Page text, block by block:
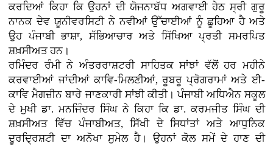
ਕਰਦਿਆਂ ਕਿਹਾ ਕਿ ਉਹਨਾਂ ਦੀ ਯੋਜਨਾਬੱਧ ਅਗਵਾਈ ਹੇਠ ਸ੍ਰੀ ਗੁਰੂ
ਨਾਨਕ ਦੇਵ ਯੂਨੀਵਰਸਿਟੀ ਨੇ ਨਵੀਆਂ ਉੱਚਾਈਆਂ ਨੂੰ ਛੂਹਿਆ ਹੈ ਅਤੇ
ਉਹ ਪੰਜਾਬੀ ਭਾਸ਼ਾ, ਸੱਭਿਆਚਾਰ ਅਤੇ ਸਿੱਖਿਆ ਪ੍ਰਤੀ ਸਮਰਪਿਤ
ਸ਼ਖ਼ਸੀਅਤ ਹਨ।
ਰਮਿੰਦਰ ਰੰਮੀ ਨੇ ਅੰਤਰਰਾਸ਼ਟਰੀ ਸਾਹਿਤਕ ਸਾਂਝਾਂ ਵੱਲੋਂ ਹਰ ਮਹੀਨੇ
ਕਰਵਾਈਆਂ ਜਾਂਦੀਆਂ ਕਾਵਿ-ਮਿਲਣੀਆਂ, ਰੂਬਰੂ ਪ੍ਰੋਗਰਾਮਾਂ ਅਤੇ ਈ-
ਕਾਵਿ ਮੈਗਜ਼ੀਨ ਬਾਰੇ ਜਾਣਕਾਰੀ ਸਾਂਝੀ ਕੀਤੀ। ਪੰਜਾਬੀ ਅਧਿਐਨ ਸਕੂਲ
ਦੇ ਮੁਖੀ ਡਾ. ਮਨਜਿੰਦਰ ਸਿੰਘ ਨੇ ਕਿਹਾ ਕਿ ਡਾ. ਕਰਮਜੀਤ ਸਿੰਘ ਦੀ
ਸ਼ਖ਼ਸੀਅਤ ਵਿੱਚ ਪੰਜਾਬੀਅਤ, ਸਿੱਖੀ ਦੇ ਸਿਧਾਂਤਾਂ ਅਤੇ ਆਧੁਨਿਕ
ਦੂਰਦ੍ਰਿਸ਼ਟੀ ਦਾ ਅਨੋਖਾ ਸੁਮੇਲ ਹੈ। ਉਹਨਾਂ ਕੋਲ ਸਮੇਂ ਦੇ ਹਾਣ ਦੀ